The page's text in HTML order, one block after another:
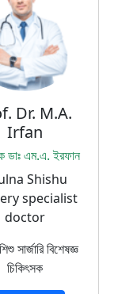
Dr. M.A.
Irfan
ডাঃ এম.এ. ইরফান
Shishu
specialist
doctor
সার্জারি বিশেষজ্ঞ
চিকিৎসক